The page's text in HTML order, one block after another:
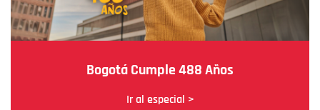
Bogotá Cumple 488 Años
Ir al especial >